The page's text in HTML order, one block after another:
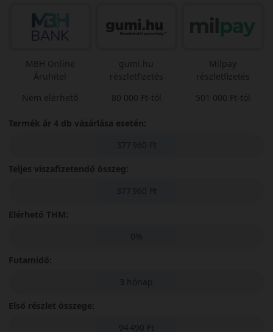
MBH Online
Áruhitel
Nem elérhető
gumi.hu
részletfizetés
80 000 Ft-tól
Milpay
részletfizetés
501 000 Ft-tól
Termék ár 4 db vásárlása esetén:
377 960 Ft
Teljes viszafizetendő összeg:
377 960 Ft
Elérhető THM:
0%
Futamidő:
3 hónap
Első részlet összege:
94 490 Ft